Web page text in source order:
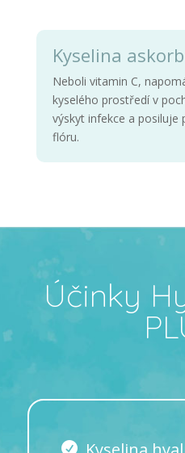
Kyselina
Neboli vitamin C,
kyselého prostředí v
výskyt infekce a posiluje
flóru.
Účinky